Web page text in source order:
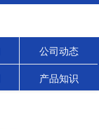
公司动态
产品知识